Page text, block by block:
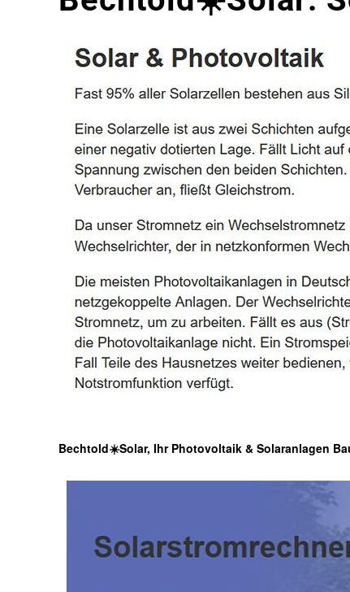
Bechtold☀️Solar, Ihr Photovoltaik & Solaranlagen